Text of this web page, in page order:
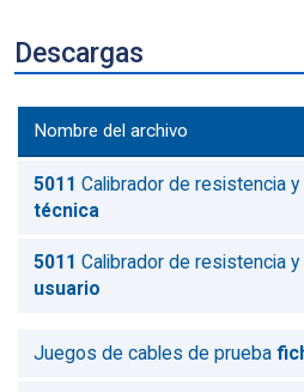
Descargas
Nombre del archivo
5011 Calibrador de resistencia
técnica
5011 Calibrador de resistencia
usuario
Juegos de cables de prueba